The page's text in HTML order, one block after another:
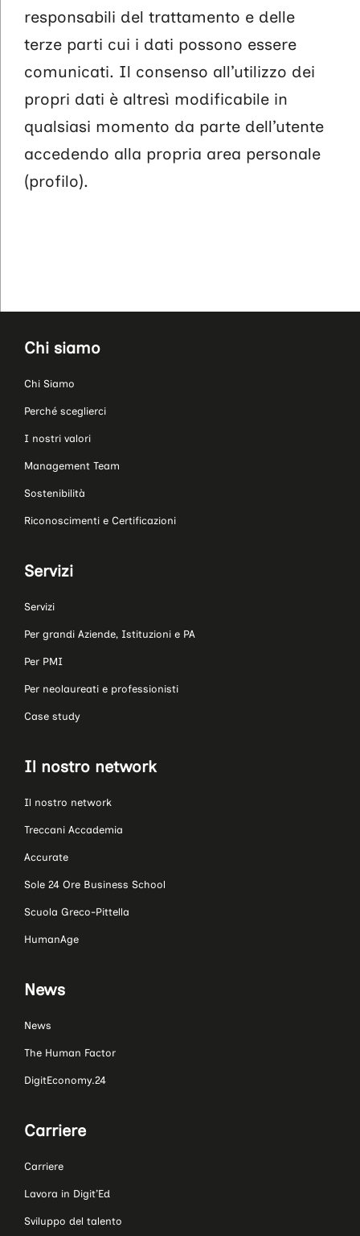
responsabili del trattamento e delle
terze parti cui i dati possono essere
comunicati. Il consenso all’utilizzo dei
propri dati è altresì modificabile in
qualsiasi momento da parte dell’utente
accedendo alla propria area personale
(profilo).
Chi siamo
Chi Siamo
Perché sceglierci
I nostri valori
Management Team
Sostenibilità
Riconoscimenti e Certificazioni
Servizi
Servizi
Per grandi Aziende, Istituzioni e PA
Per PMI
Per neolaureati e professionisti
Case study
Il nostro network
Il nostro network
Treccani Accademia
Accurate
Sole 24 Ore Business School
Scuola Greco-Pittella
HumanAge
News
News
The Human Factor
DigitEconomy.24
Carriere
Carriere
Lavora in Digit’Ed
Sviluppo del talento